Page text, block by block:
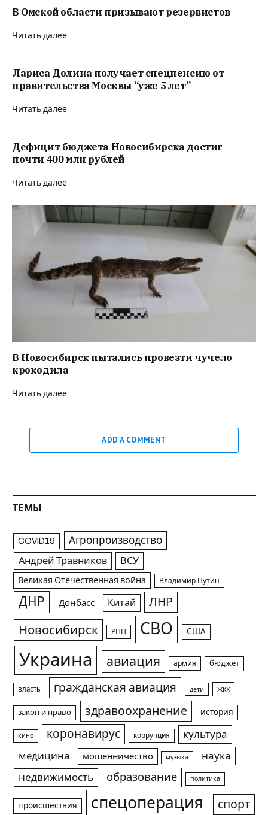
В Омской области призывают резервистов
Читать далее
Лариса Долина получает спецпенсию от
правительства Москвы “уже 5 лет”
Читать далее
Дефицит бюджета Новосибирска достиг
почти 400 млн рублей
Читать далее
В Новосибирск пытались провезти чучело
крокодила
Читать далее
ADD A COMMENT
ТЕМЫ
COVID19 Агропроизводство
Андрей Травников ВСУ
Великая Отечественная война Владимир Путин
ДНР Донбасс Китай ЛНР
Новосибирск РПЦ СВО США
Украина авиация армия бюджет
власть гражданская авиация дети жкх
закон и право здравоохранение история
кино коронавирус коррупция
культура
медицина
мошенничество музыка
наука
недвижимость
образование политика
происшествия спецоперация спорт